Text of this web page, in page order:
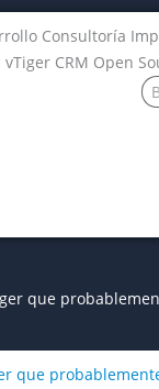
que
que